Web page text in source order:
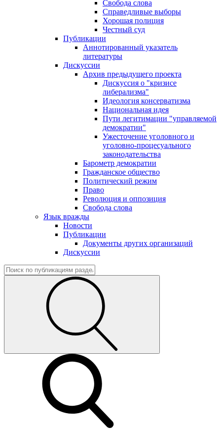
Свобода слова
Справедливые выборы
Хорошая полиция
Честный суд
Публикации
Аннотированный указатель
литературы
Дискуссии
Архив предыдущего проекта
Дискуссия о "кризисе
либерализма"
Идеология консерватизма
Национальная идея
Пути легитимации "управляемой
демократии"
Ужесточение уголовного и
уголовно-процесуального
законодательства
Барометр демократии
Гражданское общество
Политический режим
Право
Революция и оппозиция
Свобода слова
Язык вражды
Новости
Публикации
Документы других организаций
Дискуссии